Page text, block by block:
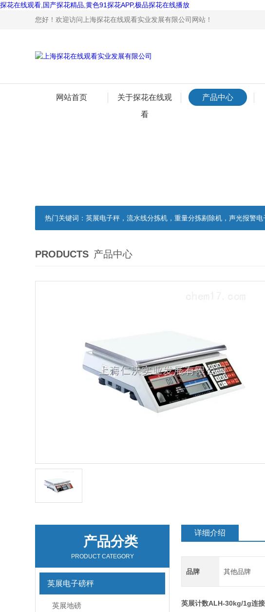
探花在线观看,国产探花精品,黄色91探花APP,极品探花在线播放
您好！欢迎访问上海探花在线观看实业发展有限公司网站！
网站首页 关于探花在线观
看
产品中心
热门关键词： 英展电子秤，流水线分拣机，重量分拣剔除机，声光报警电子秤，
PRODUCTS 产品中心
产品分类
PRODUCT CATEGORY
英展电子磅秤
英展地磅
详细介绍
品牌 其他品牌
英展计数ALH-30kg/1g连